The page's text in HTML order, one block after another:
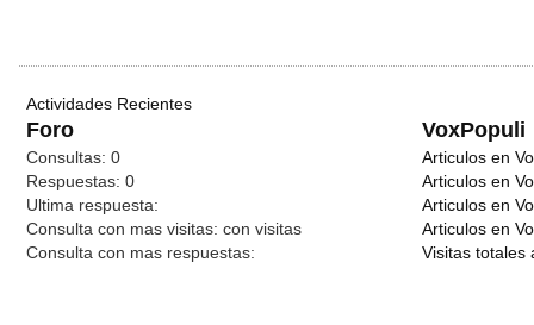
Actividades Recientes
Foro VoxPopuli
Consultas: 0
Respuestas: 0
Ultima respuesta:
Consulta con mas visitas: con visitas
Consulta con mas respuestas:
Articulos en
Articulos en
Articulos en
Articulos en
Visitas totales